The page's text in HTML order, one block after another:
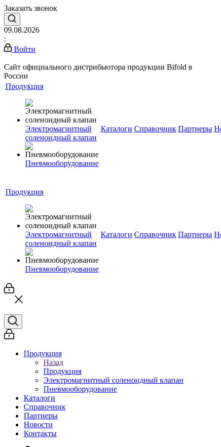
Заказать звонок
09.08.2026
:
Войти
Сайт официального дистрибьютора продукции Bifold в
России
Продукция
Электромагнитный
соленоидный клапан
Пневмооборудование
Каталоги Справочник Партнеры
Продукция
Электромагнитный
соленоидный клапан
Пневмооборудование
Каталоги Справочник Партнеры
Продукция
Назад
Продукция
Электромагнитный соленоидный клапан
Пневмооборудование
Каталоги
Справочник
Партнеры
Новости
Контакты